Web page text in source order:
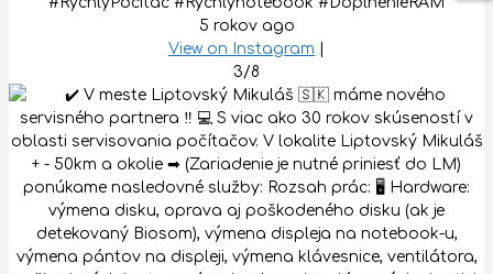
5 rokov ago
View on Instagram |
3/8